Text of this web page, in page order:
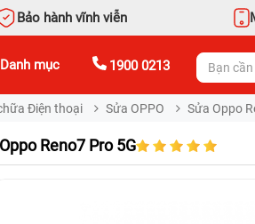
Bảo hành vĩnh viễn
Danh mục 1900 0213
Điện thoại Sửa OPPO Sửa Oppo
Reno7 Pro 5G